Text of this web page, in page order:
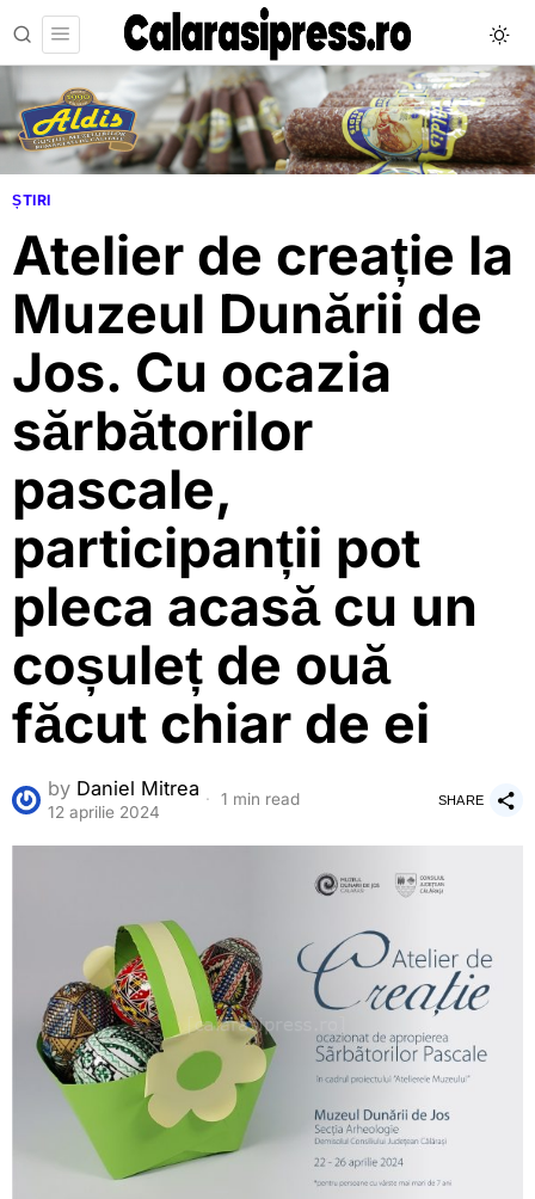
ȘTIRI
Atelier de creație la
Muzeul Dunării de
Jos. Cu ocazia
sărbătorilor
pascale,
participanții pot
pleca acasă cu un
coșuleț de ouă
făcut chiar de ei
by Daniel Mitrea
12 aprilie 2024
1 min read SHARE